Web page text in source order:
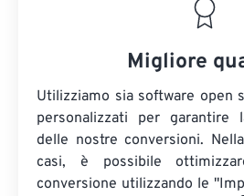
Migliore
Utilizziamo sia software open
personalizzati per garantire
delle nostre conversioni.
casi, è possibile
conversione utilizzando le